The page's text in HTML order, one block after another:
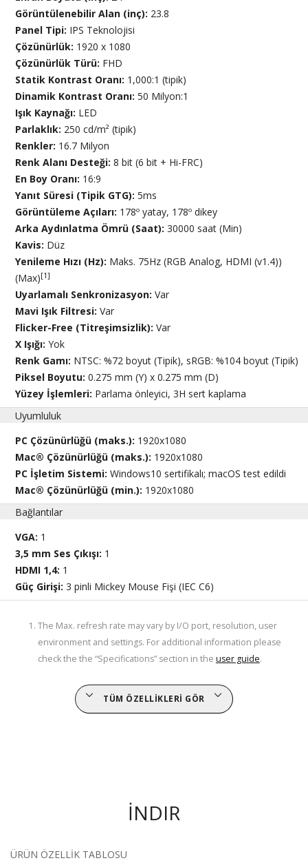
Görüntülenebilir Alan (inç): 23.8
Panel Tipi: IPS Teknolojisi
Çözünürlük: 1920 x 1080
Çözünürlük Türü: FHD
Statik Kontrast Oranı: 1,000:1 (tipik)
Dinamik Kontrast Oranı:50 Milyon:1
Işık Kaynağı: LED
Parlaklık: 250 cd/m² (tipik)
Renkler: 16.7 Milyon
Renk Alanı Desteği:8 bit (6 bit + Hi-FRC)
En Boy Oranı: 16:9
Yanıt Süresi (Tipik GTG):5ms
Görüntüleme Açıları: 178º yatay, 178º dikey
Arka Aydınlatma Ömrü (Saat):30000 saat (Min)
Kavis: Düz
Yenileme Hızı (Hz): Maks. 75Hz (RGB Analog, HDMI (v1.4))
(Max)[1]
Uyarlamalı Senkronizasyon:Var
Mavi Işık Filtresi:Var
Flicker-Free (Titreşimsizlik):Var
X Işığı:Yok
Renk Gamı: NTSC: %72 boyut (Tipik), sRGB: %104 boyut (Tipik)
Piksel Boyutu:0.275 mm (Y) x 0.275 mm (D)
Yüzey İşlemleri: Parlama önleyici, 3H sert kaplama
Uyumluluk
PC Çözünürlüğü (maks.): 1920x1080
Mac® Çözünürlüğü (maks.): 1920x1080
PC İşletim Sistemi:Windows10 sertifikalı; macOS test edildi
Mac® Çözünürlüğü (min.): 1920x1080
Bağlantılar
VGA: 1
3,5 mm Ses Çıkışı: 1
HDMI 1,4: 1
Güç Girişi:3 pinli Mickey Mouse Fişi (IEC C6)
The Max. refresh rate may vary by I/O port, resolution, user
environment and settings. For additional information please
check the the “Specifications” section in the user guide.
TÜM ÖZELLIKLERI GÖR
İNDIR
ÜRÜN ÖZELLIK TABLOSU